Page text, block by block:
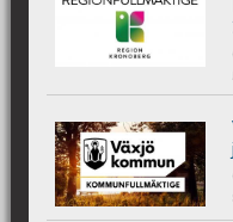
Kronobergs
2025
Växjös
2025